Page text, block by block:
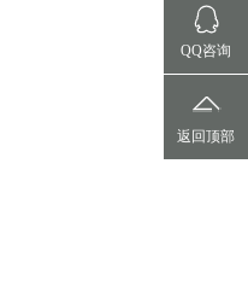
QQ咨询
返回顶部